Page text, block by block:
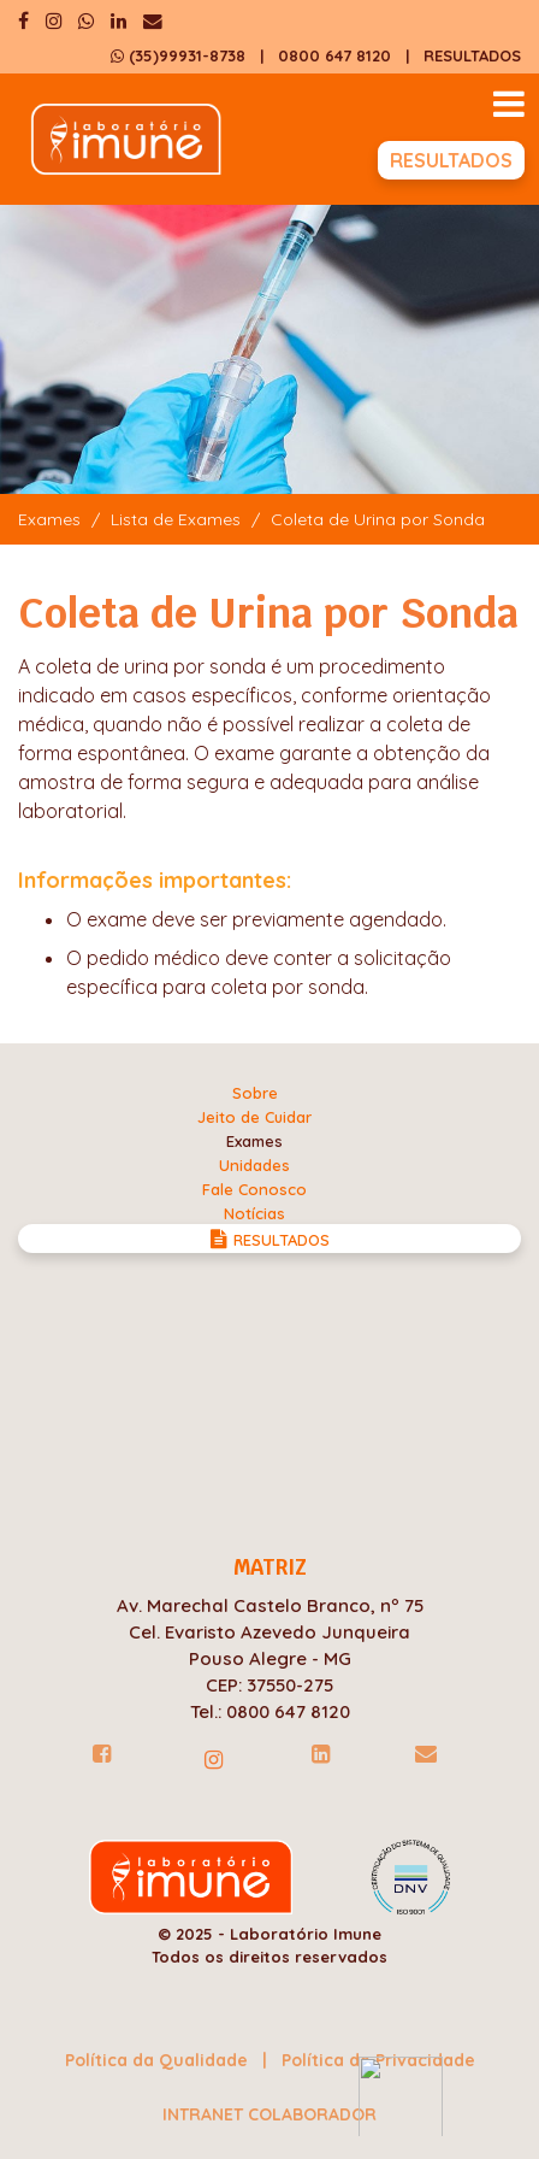
(35)99931-8738 | 0800 647 8120 | RESULTADOS
RESULTADOS
Exames Lista de Exames Coleta de Urina por Sonda
Coleta de Urina por Sonda
A coleta de urina por sonda é um procedimento
indicado em casos específicos, conforme orientação
médica, quando não é possível realizar a coleta de
forma espontânea. O exame garante a obtenção da
amostra de forma segura e adequada para análise
laboratorial.
Informações importantes:
O exame deve ser previamente agendado.
O pedido médico deve conter a solicitação
específica para coleta por sonda.
Sobre
Jeito de Cuidar
Exames
Unidades
Fale Conosco
Notícias
RESULTADOS
MATRIZ
Av. Marechal Castelo Branco, nº 75
Cel. Evaristo Azevedo Junqueira
Pouso Alegre - MG
CEP: 37550-275
Tel.: 0800 647 8120
© 2025 - Laboratório Imune
Todos os direitos reservados
Política da Qualidade | Política de Privacidade
INTRANET COLABORADOR